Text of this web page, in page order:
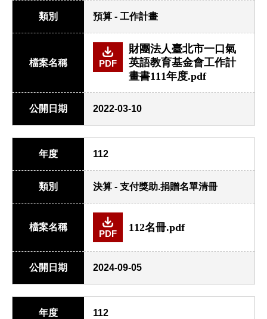
類別 預算 - 工作計畫
檔案名稱 PDF
財團法人臺北市一口氣
英語教育基金會工作計
畫書111年度.pdf
公開日期 2022-03-10
年度 112
類別 決算 - 支付獎助.捐贈名單清冊
檔案名稱
PDF
112名冊.pdf
公開日期 2024-09-05
年度 112